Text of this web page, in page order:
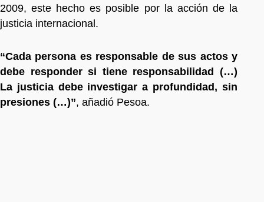
2009, este hecho es posible por la acción de la
justicia internacional.
“Cada persona es responsable de sus actos y
debe responder si tiene responsabilidad (…)
La justicia debe investigar a profundidad, sin
presiones (…)”, añadió Pesoa.